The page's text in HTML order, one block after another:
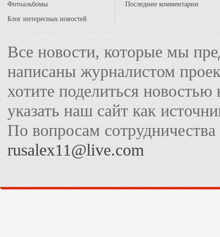
Фотоальбомы
Блог интересных новостей
Последние комментарии
Все новости, которые мы
написаны журналистом
хотите поделиться
указать наш сайт как
По вопросам
rusalex11@live.com